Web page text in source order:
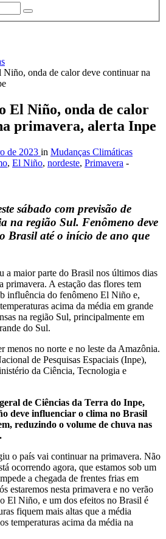
onda de calor deve continuar na
El Niño, onda de calor
primavera, alerta Inpe
de 2023 in Mudanças Climáticas
, El Niño, nordeste, Primavera -
sábado com previsão de
na região Sul. Fenômeno deve
Brasil até o início de ano que
a maior parte do Brasil nos últimos dias
A estação das flores tem
influência do fenômeno El Niño e,
acima da média em grande
na região Sul, principalmente em
do Sul.
menos no norte e no leste da Amazônia.
de Pesquisas Espaciais (Inpe),
da Ciência, Tecnologia e
de Ciências da Terra do Inpe,
deve influenciar o clima no Brasil
reduzindo o volume de chuva nas
o país vai continuar na primavera. Não
ocorrendo agora, que estamos sob um
a chegada de frentes frias em
estaremos nesta primavera e no verão
El Niño, e um dos efeitos no Brasil é
fiquem mais altas que a média
temperaturas acima da média na